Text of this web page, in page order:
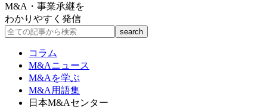
M&A・事業承継を
わかりやすく発信
コラム
M&Aニュース
M&Aを学ぶ
M&A用語集
日本M&Aセンター